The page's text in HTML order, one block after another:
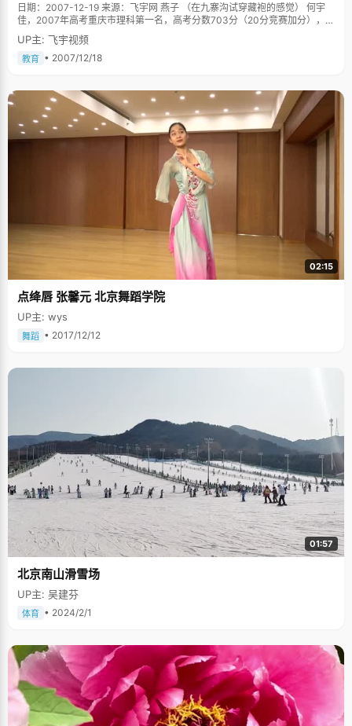
日期：2007-12-19 来源：飞宇网 燕子 （在九寨沟试穿藏袍的感觉） 何宇
佳，2007年高考重庆市理科第一名，高考分数703分（20分竞赛加分），现
在就读于清华大学经济与金融专业。 何宇佳是那种一眼看去就很讨人喜欢的
男孩子，高高的个子，这在南方城市中并不多见，浓眉大眼，笑起来眼睛眯
成两条缝，带着可爱的鱼尾纹，语气中带着家乡的气息。笑容腼腆，在女孩
说："状元，也是这样的吧。" 淘气的童年的生活 男孩子总有淘气的时候，何
宇佳也不例外，偶尔也会跟着同龄的男孩子们干些小坏事，免不了被严厉的
爸爸管教。最让何宇佳记忆深刻的是小学的时候把零花钱省下来，背着父母
到游戏厅去玩手柄机，何宇佳这个不太奸猾的小孩，去过四次，被抓到了两
次，回到家被狠狠教训，"第四次去被抓的时候，爸爸打得特别的厉害，让我
脱了裤子，用那种很宽的竹条打，屁股上一条一条的淤青，一个多星期没下
去，上课连板凳都坐不住。"那顿痛让何宇佳印象特别深刻，也宣告他淘气生
严厉，不许懒惰，也不容犯错，"爸爸只要眼睛一瞪，我就不敢动了，特别怕
他。"妈妈是勤劳慈爱的，"对生活无微不至的关心。"接受采访的那天，何宇
佳穿了件淡黄色的毛衣，传统的款式，朴素的花式，何宇佳很骄傲的说，这
是妈妈亲手织的，"从小到大，毛衣都是妈妈给织的，她选那种特别细，质量
特别好的毛线，常常被指针戳破手指&hellip;&hellip;到大学里发现，同学
宇佳经历了一个优秀到不优秀再到自信的优秀的过程。何宇佳以全市第二的
成绩考入高中，当时觉得成绩很好，意气风发，结果高一第一次考试，四十
名的成绩给了他一当头喝棒。"那时候就感觉很不服气，就拼命的看书，很努
受这个事实的时候，突然又考了个第四名，"当时心里特别惊喜，想这次一定
是好运了"。再下一次的第6名，终于让何宇佳对自己有了信心，"这回我才相
小挫折而挫伤了自信。" 早恋型的男孩？ 一提到高中时候的感情经历，何宇
是年轻人的小秘密吧，何宇佳把这段感情藏得很好，瞒过了严厉的父亲，或
许细心的母亲能看出些蛛丝马迹，但没能抓住确凿的证据。 鲁豫称何宇佳属
于早恋型的学生，但这个现象已经在中学生中成为普遍的现象，只是更多的
家长们还是在回避这个话题。现在初恋已经成为过去，何宇佳也可以认真的
点评自己的这段青春期："不可否认，还是对学习有一点影响的，要看怎么处
理了，还好父母没管，不然就该叛逆了&hellip;&hellip;" 重庆属于先出分后填
报志愿的省份，当时很多纸媒都预测何宇佳肯定会报考北京大学，因为他之
前在北大自主招生中失利，北京大学经管学院也特别为何宇佳申请了一个重
庆名额准备迎接这位重庆状元，不过最后何宇佳还是选择了清华大学的经管
学院，"我感觉，清华大学的氛围更适合我，这边理科生比较多，氛围不一
样。" 何宇佳说，以前高兴的事情都在学习上了，平时生活过于单调，但是现
在的大学生活非常丰富充实，大学的"必修课"——感情要随缘了，因为现在
有很多事情要做呢。
UP主: 飞宇视频
教育 • 2007/12/18
02:15
点绛唇 张馨元 北京舞蹈学院
UP主: wys
舞蹈 • 2017/12/12
01:57
北京南山滑雪场
UP主: 吴建芬
体育 • 2024/2/1